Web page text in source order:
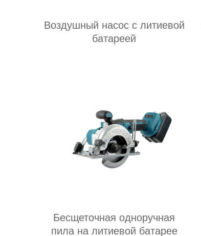
Воздушный насос с литиевой
батареей
Бесщеточная одноручная
пила на литиевой батарее